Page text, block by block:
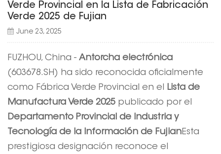
Verde Provincial en la Lista de Fabricación
Verde 2025 de Fujian
June 23, 2025
FUZHOU, China - Antorcha electrónica
(603678.SH) ha sido reconocida oficialmente
como Fábrica Verde Provincial en el Lista de
Manufactura Verde 2025 publicado por el
Departamento Provincial de Industria y
Tecnología de la Información de FujianEsta
prestigiosa designación reconoce el